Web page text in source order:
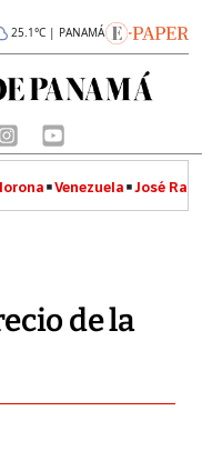
25.1°C | PANAMÁ
Venezuela José
de la